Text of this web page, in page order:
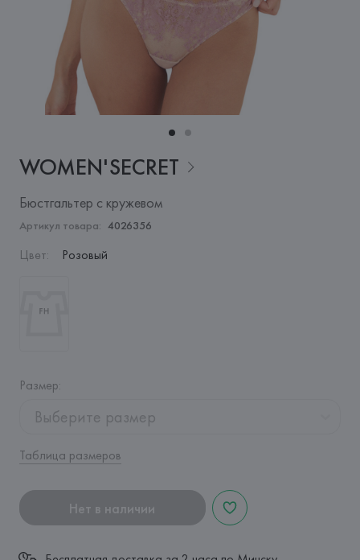
WOMEN'SECRET
Бюстгальтер с кружевом
Артикул товара: 4026356
Цвет: Розовый
Размер:
Выберите размер
Таблица размеров
Нет в наличии